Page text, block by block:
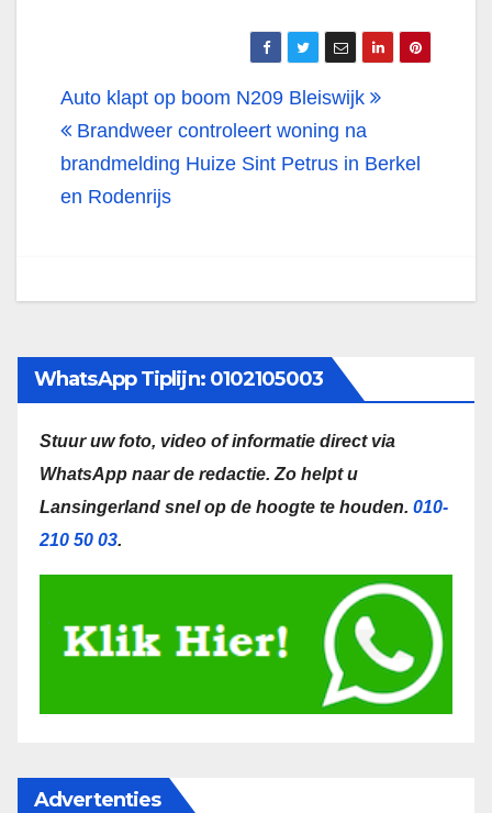
Bericht
navigatie
Auto klapt op boom N209 Bleiswijk
Brandweer controleert woning na
brandmelding Huize Sint Petrus in Berkel
en Rodenrijs
WhatsApp Tiplijn: 0102105003
Stuur uw foto, video of informatie direct via
WhatsApp naar de redactie.Zo helpt u
Lansingerland snel op de hoogte te houden. 010-
210 50 03.
Advertenties